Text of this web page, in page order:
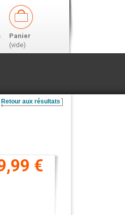
Panier
(vide)
Retour aux résultats
€